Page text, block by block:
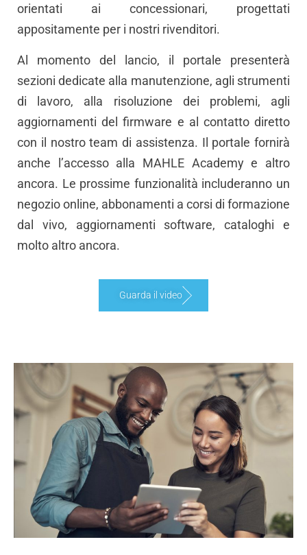
orientati ai concessionari, progettati
appositamente per i nostri rivenditori.
Al momento del lancio, il portale presenterà
sezioni dedicate alla manutenzione, agli strumenti
di lavoro, alla risoluzione dei problemi, agli
aggiornamenti del firmware e al contatto diretto
con il nostro team di assistenza. Il portale fornirà
anche l’accesso alla MAHLE Academy e altro
ancora. Le prossime funzionalità includeranno un
negozio online, abbonamenti a corsi di formazione
dal vivo, aggiornamenti software, cataloghi e
molto altro ancora.
Guarda il video